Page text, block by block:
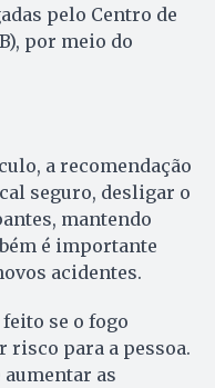
pelo Centro de
por meio do
a recomendação
seguro, desligar o
mantendo
é importante
acidentes.
se o fogo
risco para a pessoa.
as